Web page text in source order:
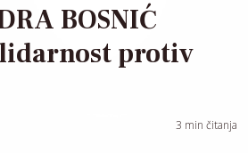
BOSNIĆ
protiv
3 min čitanja